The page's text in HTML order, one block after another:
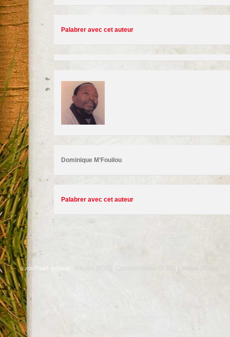
Palabrer avec cet auteur
Dominique M’Fouilou
Palabrer avec cet auteur
© 2026 Paari-éditeur Articles (RSS) Commentaires (RSS)